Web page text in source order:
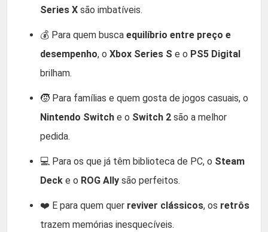
Series X são imbatíveis.
💰 Para quem busca equilíbrio entre preço e
desempenho, o Xbox Series S e o PS5 Digital
brilham.
🧒 Para famílias e quem gosta de jogos casuais, o
Nintendo Switch e o Switch 2 são a melhor
pedida.
💻 Para os que já têm biblioteca de PC, o Steam
Deck e o ROG Ally são perfeitos.
❤️ E para quem quer reviver clássicos, os retrôs
trazem memórias inesquecíveis.